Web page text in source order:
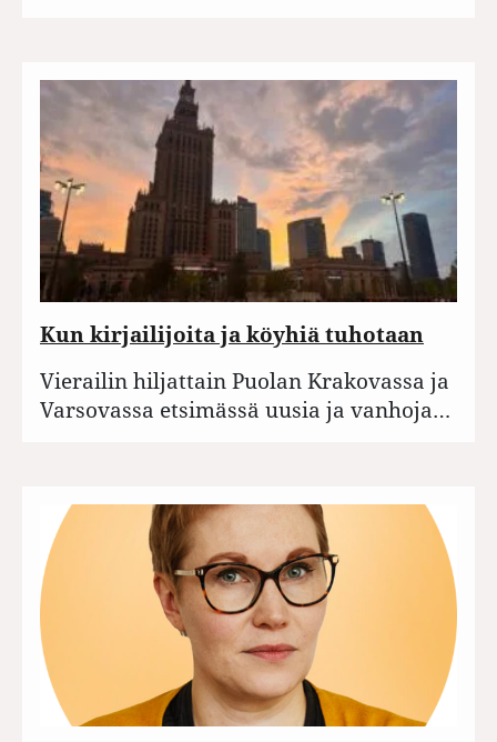
Kun kirjailijoita ja köyhiä tuhotaan
Vierailin hiljattain Puolan Krakovassa ja
Varsovassa etsimässä uusia ja vanhoja…